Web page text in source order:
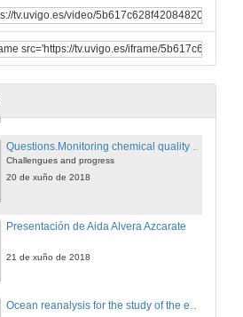
20 de xuño de 2018
Monitoring chemical quality of coastal waters
Questions.Monitoring chemical quality of coastal waters
Challengues and progress
20 de xuño de 2018
Presentación de Aida Alvera Azcarate
21 de xuño de 2018
Ocean reanalysis for the study of the evolution of the state of the ocean over the last decades